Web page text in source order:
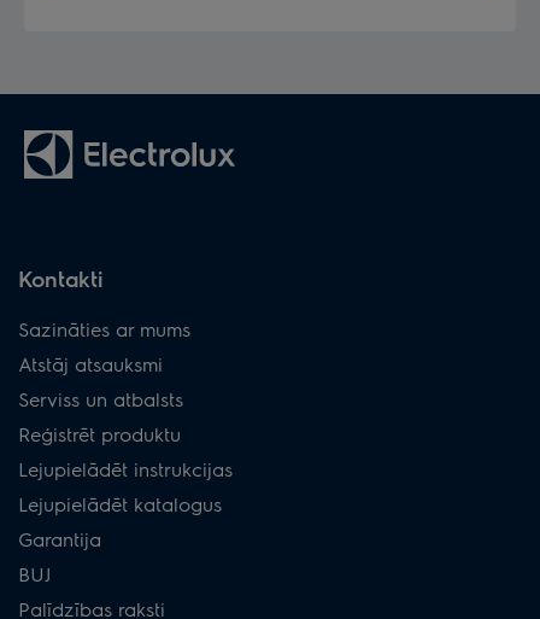
Kontakti
Sazināties ar mums
Atstāj atsauksmi
Serviss un atbalsts
Reģistrēt produktu
Lejupielādēt instrukcijas
Lejupielādēt katalogus
Garantija
BUJ
Palīdzības raksti